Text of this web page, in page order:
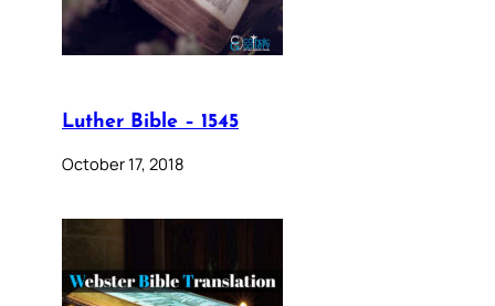
Luther Bible – 1545
October 17, 2018